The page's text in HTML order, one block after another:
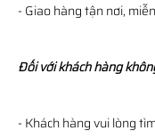
- Giao hàng tận nơi,
Đối với khách hàng
- Khách hàng vui lòng